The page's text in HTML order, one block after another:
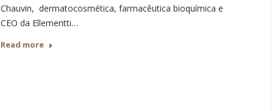
Chauvin, dermatocosmética, farmacêutica bioquímica e
CEO da Ellementti…
Read more